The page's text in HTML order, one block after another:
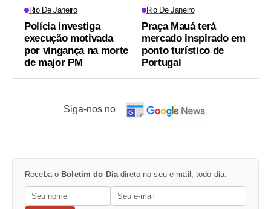
Rio De Janeiro
Polícia investiga
execução motivada
por vingança na morte
de major PM
Rio De Janeiro
Praça Mauá terá
mercado inspirado em
ponto turístico de
Portugal
Siga-nos no
Receba o Boletim do Diadireto no seu e-mail, todo dia.